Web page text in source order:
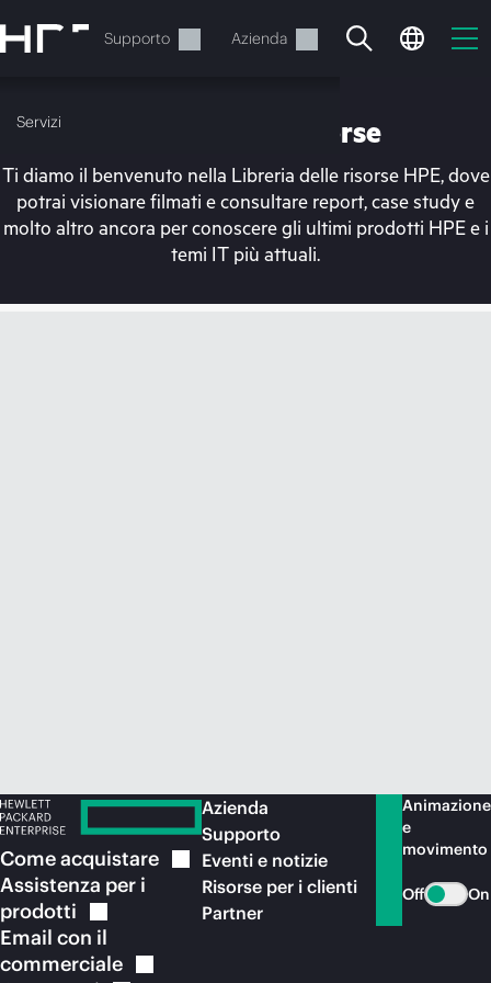
al
contenuto
Servizi Supporto Azienda
Servizi
Il carrello è attualmente
Libreria delle risorse
Ti diamo il benvenuto nella Libreria delle risorse HPE, dove
potrai visionare filmati e consultare report, case study e
molto altro ancora per conoscere gli ultimi prodotti HPE e i
temi IT più attuali.
Comeacquistare
Assistenza per i
prodotti
Email con il
commerciale
Azienda
Supporto
Eventi e notizie
Risorse per i clienti
Partner
Animazione
e
movimento
Off On